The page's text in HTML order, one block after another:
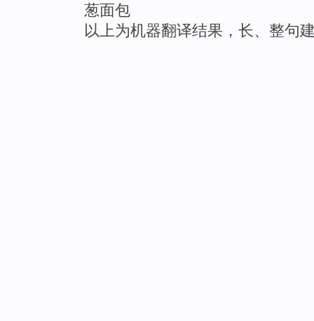
葱面包
以上为机器翻译结果，长、整句